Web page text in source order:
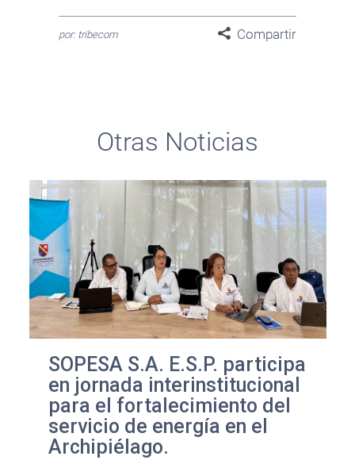
por: tribecom Compartir
Otras Noticias
SOPESA S.A. E.S.P. participa
en jornada interinstitucional
para el fortalecimiento del
servicio de energía en el
Archipiélago.